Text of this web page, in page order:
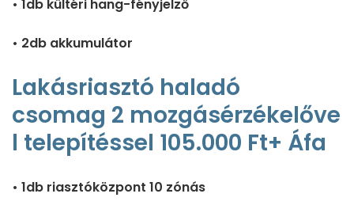
• 1db kültéri hang-fényjelző
• 2db akkumulátor
Lakásriasztó haladó
csomag 2 mozgásérzékelőve
l telepítéssel 105.000 Ft+ Áfa
• 1db riasztóközpont 10 zónás